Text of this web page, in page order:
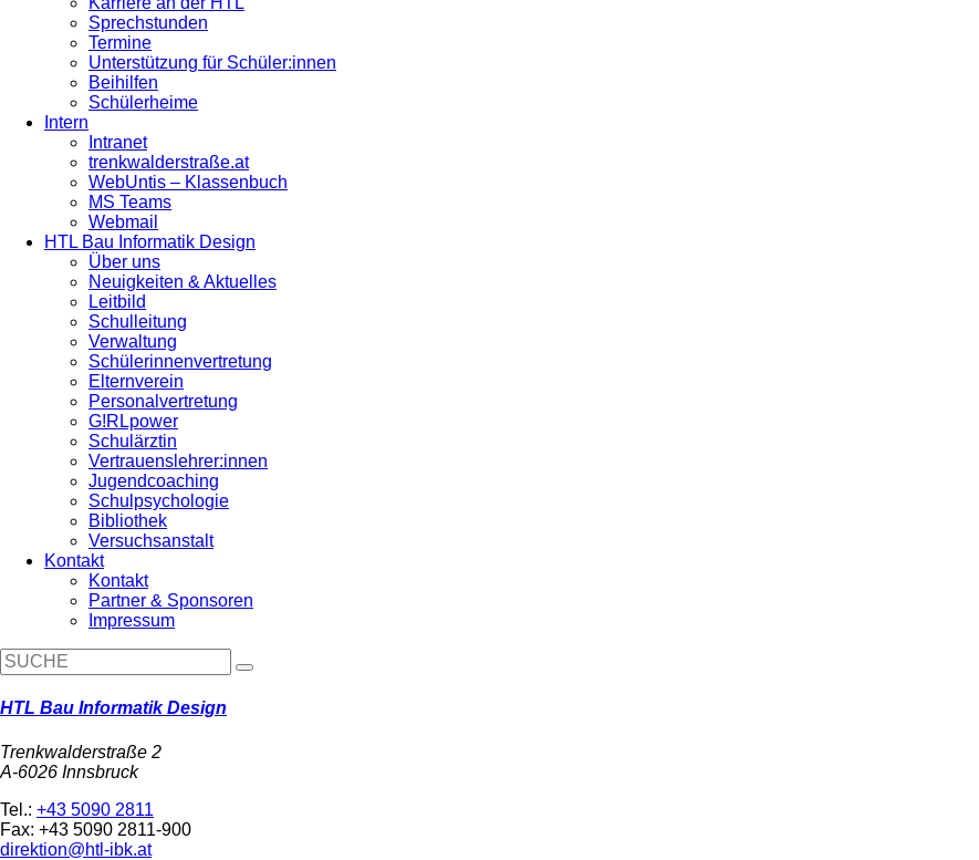
Sprechstunden
Termine
Unterstützung für Schüler:innen
Beihilfen
Schülerheime
Intern
Intranet
trenkwalderstraße.at
WebUntis – Klassenbuch
MS Teams
Webmail
HTL Bau Informatik Design
Über uns
Neuigkeiten & Aktuelles
Leitbild
Schulleitung
Verwaltung
Schülerinnenvertretung
Elternverein
Personalvertretung
G!RLpower
Schulärztin
Vertrauenslehrer:innen
Jugendcoaching
Schulpsychologie
Bibliothek
Versuchsanstalt
Kontakt
Kontakt
Partner & Sponsoren
Impressum
HTL Bau Informatik Design
Trenkwalderstraße 2
A-6026 Innsbruck
Tel.: +43 5090 2811
Fax: +43 5090 2811-900
direktion@htl-ibk.at